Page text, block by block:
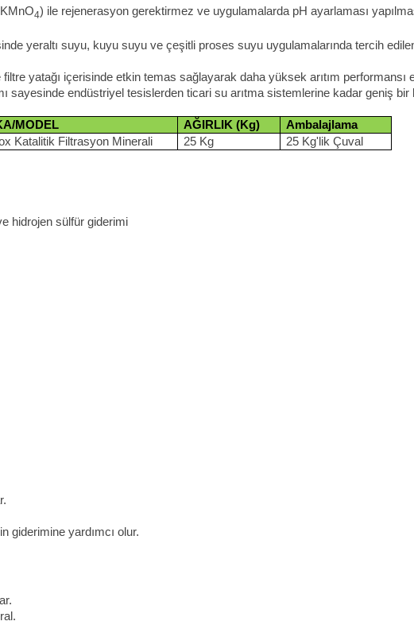
4) ile rejenerasyon gerektirmez ve uygulamalarda pH ayarlaması
yeraltı suyu, kuyu suyu ve çeşitli proses suyu uygulamalarında tercih
yatağı içerisinde etkin temas sağlayarak daha yüksek arıtım performansı
sayesinde endüstriyel tesislerden ticari su arıtma sistemlerine kadar geniş bir
MODEL AĞIRLIK (Kg)
Ambalajlama
Katalitik Filtrasyon Minerali
25 Kg 25 Kg'lik Çuval
hidrojen sülfür giderimi
giderimine yardımcı olur.